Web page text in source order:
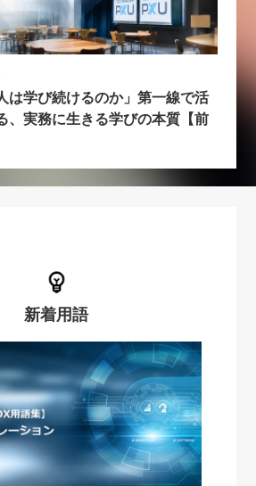
は学び続けるのか」第一線で活
、実務に生きる学びの本質【前
新着用語